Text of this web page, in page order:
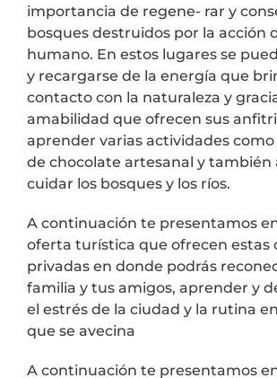
importancia de regene- rar y
bosques destruidos por la acción
humano. En estos lugares se
y recargarse de la energía que
contacto con la naturaleza y
amabilidad que ofrecen sus
aprender varias actividades como
de chocolate artesanal y también
cuidar los bosques y los ríos.
A continuación te presentamos
oferta turística que ofrecen estas
privadas en donde podrás
familia y tus amigos, aprender y
el estrés de la ciudad y la rutina
que se avecina
A continuación te presentamos